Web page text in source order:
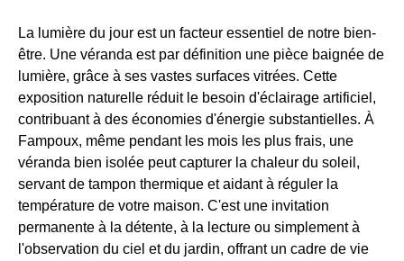
La lumière du jour est un facteur essentiel de notre bien-
être. Une véranda est par définition une pièce baignée de
lumière, grâce à ses vastes surfaces vitrées. Cette
exposition naturelle réduit le besoin d'éclairage artificiel,
contribuant à des économies d'énergie substantielles. À
Fampoux, même pendant les mois les plus frais, une
véranda bien isolée peut capturer la chaleur du soleil,
servant de tampon thermique et aidant à réguler la
température de votre maison. C'est une invitation
permanente à la détente, à la lecture ou simplement à
l'observation du ciel et du jardin, offrant un cadre de vie